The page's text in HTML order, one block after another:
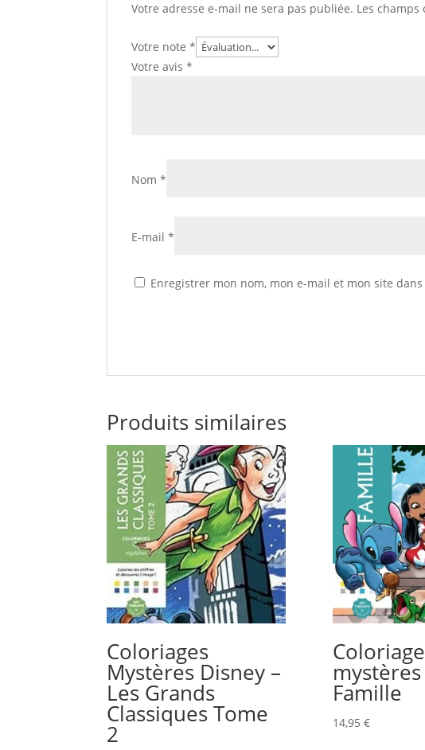
Votre adresse e-mail ne sera pas publiée. Les
Votre note*
Votre avis*
Nom*
E-mail*
Enregistrer mon nom, mon e-mail et mon site
Produits similaires
Coloriages
Mystères Disney –
Les Grands
Classiques Tome
2
Famille
14,95 €